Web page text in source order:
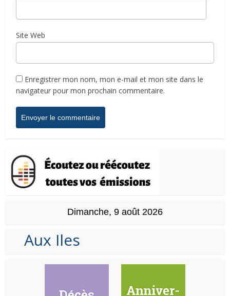
Site Web
Enregistrer mon nom, mon e-mail et mon site dans le
navigateur pour mon prochain commentaire.
Dimanche, 9 août 2026
Aux Iles